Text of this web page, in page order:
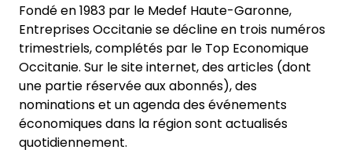
Fondé en 1983 par le Medef Haute-Garonne,
Entreprises Occitanie se décline en trois numéros
trimestriels, complétés par le Top Economique
Occitanie. Sur le site internet, des articles (dont
une partie réservée aux abonnés), des
nominations et un agenda des événements
économiques dans la région sont actualisés
quotidiennement.